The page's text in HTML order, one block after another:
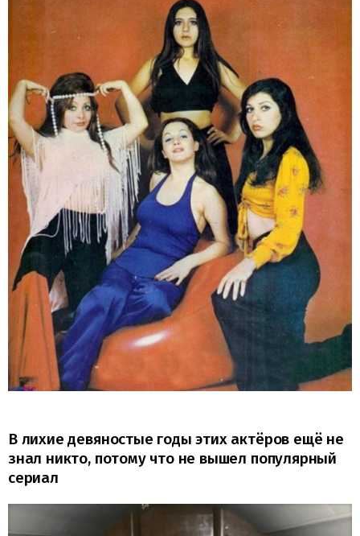
В лихие девяностые годы этих актёров ещё не
знал никто, потому что не вышел популярный
сериал